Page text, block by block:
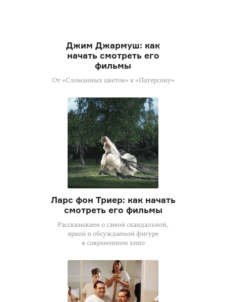
Джим Джармуш: как
начать смотреть его
фильмы
От «Сломанных цветов» к «Патерсону»
Ларс фон Триер: как начать
смотреть его фильмы
Рассказываем о самой скандальной,
яркой и обсуждаемой фигуре
в современном кино